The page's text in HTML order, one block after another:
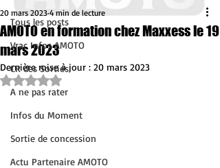
Tous les posts
Vrac Infos AMOTO
CR des Sorties
A ne pas rater
Infos du Moment
Sortie de concession
Actu Partenaire AMOTO
AMOTO en formation chez Maxxess le 19
mars 2023
20 mars 2023 4 min de lecture
Dernière mise à jour : 20 mars 2023
Noté NaN étoiles sur 5.